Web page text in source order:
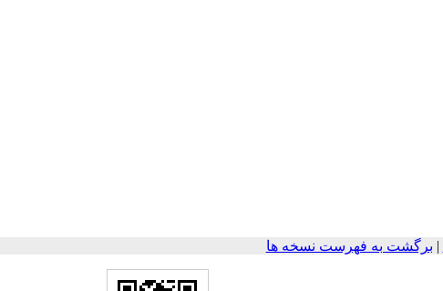
| برگشت به فهرست نسخه ها